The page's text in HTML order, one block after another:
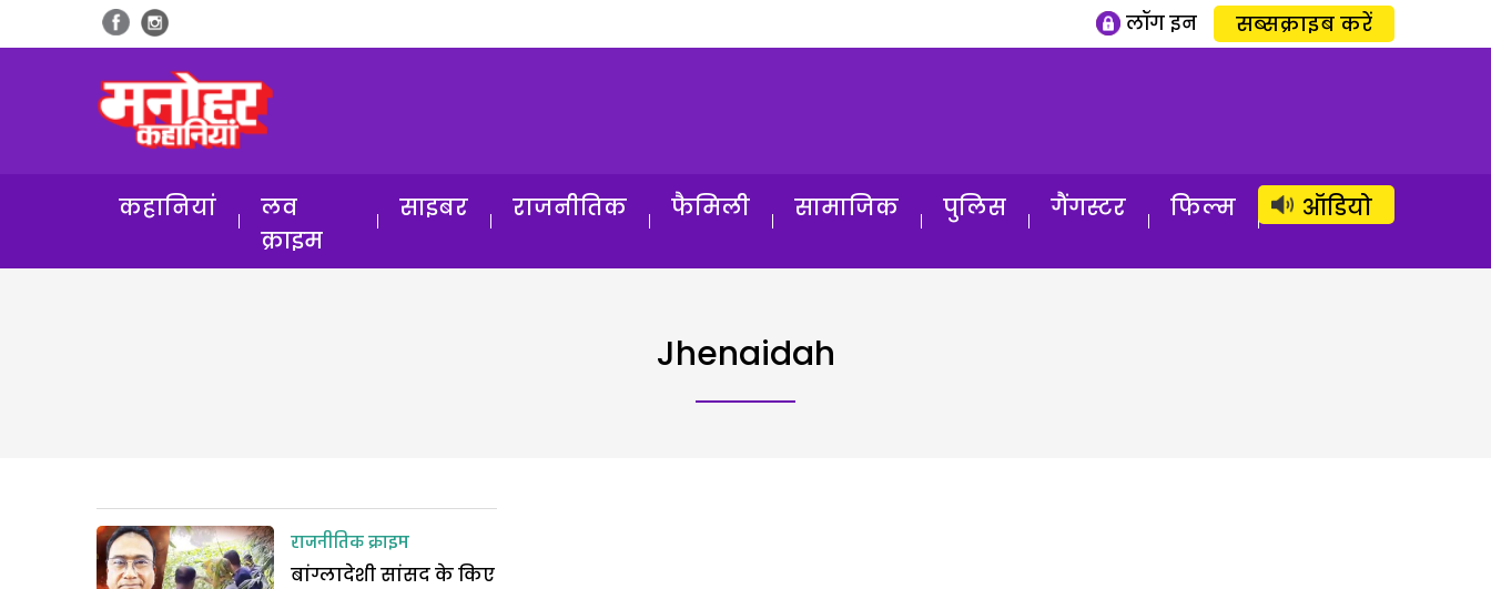
लॉग इन सब्सक्राइब करें
कहानियां
लव
क्राइम
साइबर राजनीतिक फैमिली सामाजिक पुलिस गैंगस्टर फिल्म ऑडियो
Jhenaidah
राजनीतिक क्राइम
बांग्लादेशी सांसद के किए